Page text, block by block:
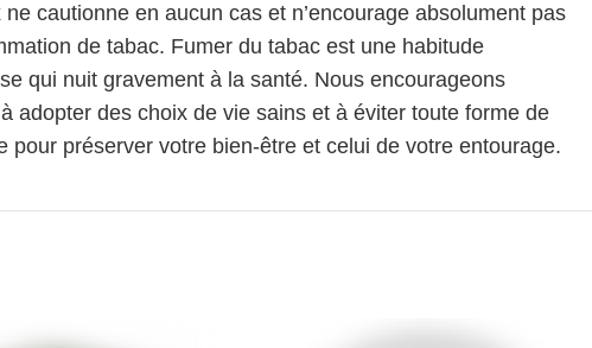
ne cautionne en aucun cas et n’encourage absolument pas
de tabac. Fumer du tabac est une habitude
qui nuit gravement à la santé. Nous encourageons
adopter des choix de vie sains et à éviter toute forme de
pour préserver votre bien-être et celui de votre entourage.